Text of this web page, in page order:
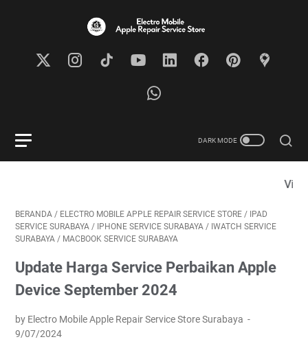
Visit Our Store at WTC e-
BERANDA / ELECTRO MOBILE APPLE REPAIR SERVICE STORE / IPAD
SERVICE SURABAYA / IPHONE SERVICE SURABAYA / IWATCH SERVICE
SURABAYA / MACBOOK SERVICE SURABAYA
Update Harga Service Perbaikan Apple
Device September 2024
by Electro Mobile Apple Repair Service Store Surabaya
9/07/2024